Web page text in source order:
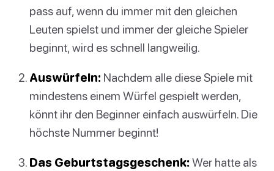
pass auf, wenn du immer mit den gleichen
Leuten spielst und immer der gleiche Spieler
beginnt, wird es schnell langweilig.
Auswürfeln: Nachdem alle diese Spiele mit
mindestens einem Würfel gespielt werden,
könnt ihr den Beginner einfach auswürfeln. Die
höchste Nummer beginnt!
Das Geburtstagsgeschenk: Wer hatte als